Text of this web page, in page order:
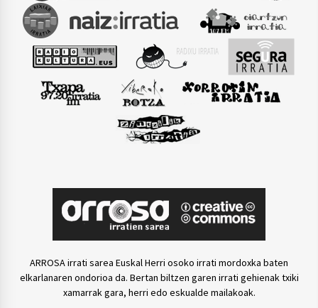
ARROSA irrati sarea Euskal Herri osoko irrati mordoxka baten
elkarlanaren ondorioa da. Bertan biltzen garen irrati gehienak txiki
xamarrak gara, herri edo eskualde mailakoak.